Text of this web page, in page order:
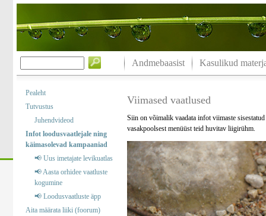
Andmebaasist Kasulikud
Pealeht
Tutvustus
Juhendvideod
Infot loodusvaatlejale ning
käimasolevad kampaaniad
📢 Uus imetajate levikuatlas
📢 Aasta orhidee vaatluste
kogumine
📢 Loodusvaatluste äpp
Aita määrata liiki (foorum)
Viimased vaatlused
Siin on võimalik vaadata infot viimaste
vasakpoolsest menüüst teid huvitav liigirühm.